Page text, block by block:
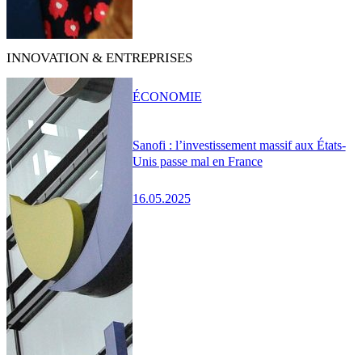
INNOVATION & ENTREPRISES
Sanofi : l’investissement massif aux États-
Unis passe mal en France
16.05.2025
ÉCONOMIE